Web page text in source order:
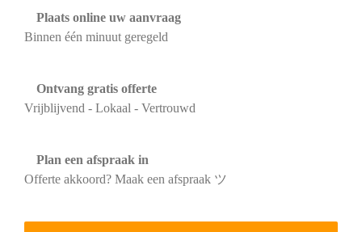
Plaats online uw aanvraag
Binnen één minuut geregeld
Ontvang gratis offerte
Vrijblijvend - Lokaal - Vertrouwd
Plan een afspraak in
Offerte akkoord? Maak een afspraak ツ